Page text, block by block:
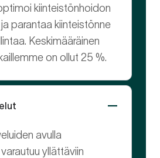
kiinteistönhoidon
parantaa kiinteistönne
Keskimääräinen
on ollut 25 %.
avulla
yllättäviin